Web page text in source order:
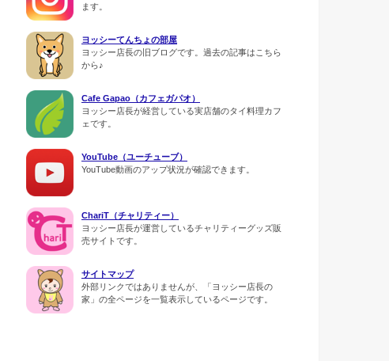
ます。
ヨッシーてんちょの部屋
ヨッシー店長の旧ブログです。過去の記事はこちら
から♪
Cafe Gapao（カフェガパオ）
ヨッシー店長が経営している実店舗のタイ料理カフ
ェです。
YouTube（ユーチューブ）
YouTube動画のアップ状況が確認できます。
ChariT（チャリティー）
ヨッシー店長が運営しているチャリティーグッズ販
売サイトです。
サイトマップ
外部リンクではありませんが、「ヨッシー店長の
家」の全ページを一覧表示しているページです。